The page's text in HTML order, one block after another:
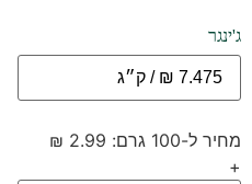
ג'ינגר
מחיר ל-100 גרם: 2.99 ₪
+